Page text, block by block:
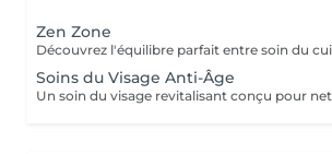
Zen Zone
Soins du Visage Anti-Âge